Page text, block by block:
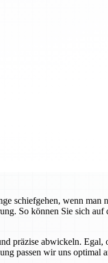
schiefgehen, wenn man
So können Sie sich auf
präzise abwickeln.
passen wir uns optimal